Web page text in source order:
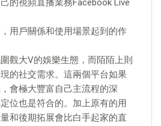
的視頻直播業務Facebook Live
用戶關係和使用場景起到的作
觀大V的娛樂生態，而陌陌上則
的社交需求。這兩個平台如果
會極大豐富自己主流程的深
位也是符合的。加上原有的用
和後期拓展會比白手起家的直